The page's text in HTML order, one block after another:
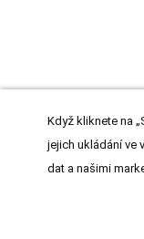
Když kliknete na
jejich ukládání ve
dat a našimi